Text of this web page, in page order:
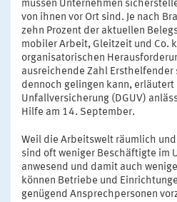
müssen Unternehmen
von ihnen vor Ort sind. Je nach
zehn Prozent der aktuellen
mobiler Arbeit, Gleitzeit und Co.
organisatorischen
ausreichende Zahl Ersthelfender
dennoch gelingen kann,
Unfallversicherung (DGUV)
Hilfe am 14. September.
Weil die Arbeitswelt räumlich
sind oft weniger Beschäftigte im
anwesend und damit auch
können Betriebe und
genügend Ansprechpersonen